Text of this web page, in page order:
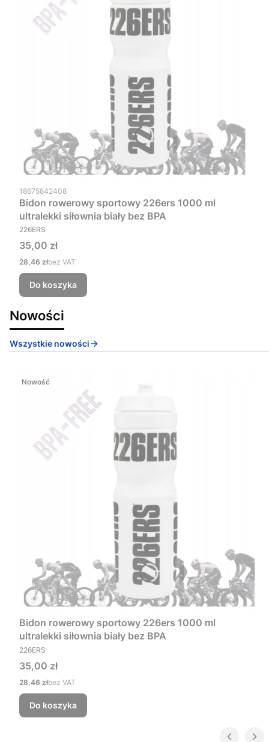
Kod produktu
18675842408
Bidon rowerowy sportowy 226ers 1000 ml
ultralekki siłownia biały bez BPA
PRODUCENT
226ERS
Cena
35,00 zł
Cena
28,46 złbez VAT
Do koszyka
Nowości
Wszystkie nowości
Nowość
Bidon rowerowy sportowy 226ers 1000 ml
ultralekki siłownia biały bez BPA
PRODUCENT
226ERS
Cena
35,00 zł
Cena
28,46 złbez VAT
Do koszyka